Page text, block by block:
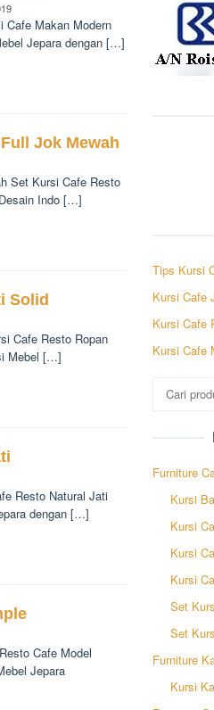
Cafe Makan Modern
Jepara dengan […]
Jok Mewah
Set Kursi Cafe Resto
Indo […]
Solid
Cafe Resto Ropan
Mebel […]
Resto Natural Jati
dengan […]
Cafe Model
Jepara
Tips Kursi
Kursi Cafe
Kursi Cafe
Kursi Cafe
untuk:
Furniture
Kursi
Kursi
Kursi
Kursi
Set
Set
Furniture
Kursi